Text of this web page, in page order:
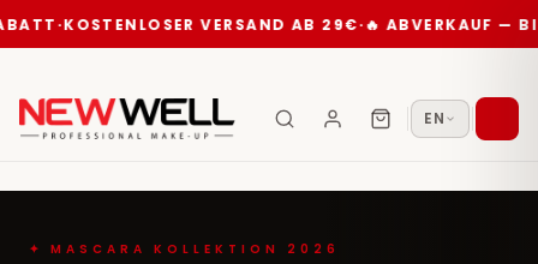
·KOSTENLOSER VERSAND AB 29€·🔥 ABVERKAUF —
EN
✦ MASCARA KOLLEKTION 2026